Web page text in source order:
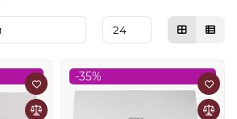
-35%